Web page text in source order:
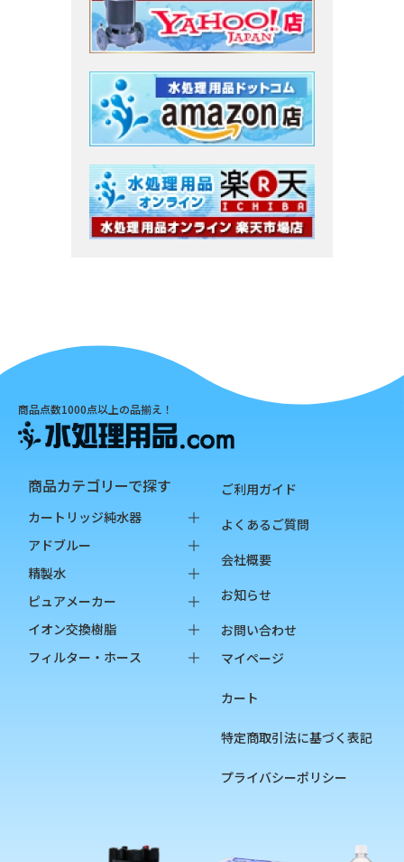
商品点数1000点以上の品揃え！
商品カテゴリーで探す
カートリッジ純水器
純水器本体
オプション品
消耗品
アドブルー
バッグインボックス
ペットボトル
精製水
バッグインボックス
ペットボトル
オプション品
ピュアメーカー
本体
カートリッジ
イオン交換樹脂
純水用イオン交換樹脂
フィルター・ホース
ご利用ガイド
よくあるご質問
会社概要
お知らせ
お問い合わせ
マイページ
カート
特定商取引法に基づく表記
プライバシーポリシー